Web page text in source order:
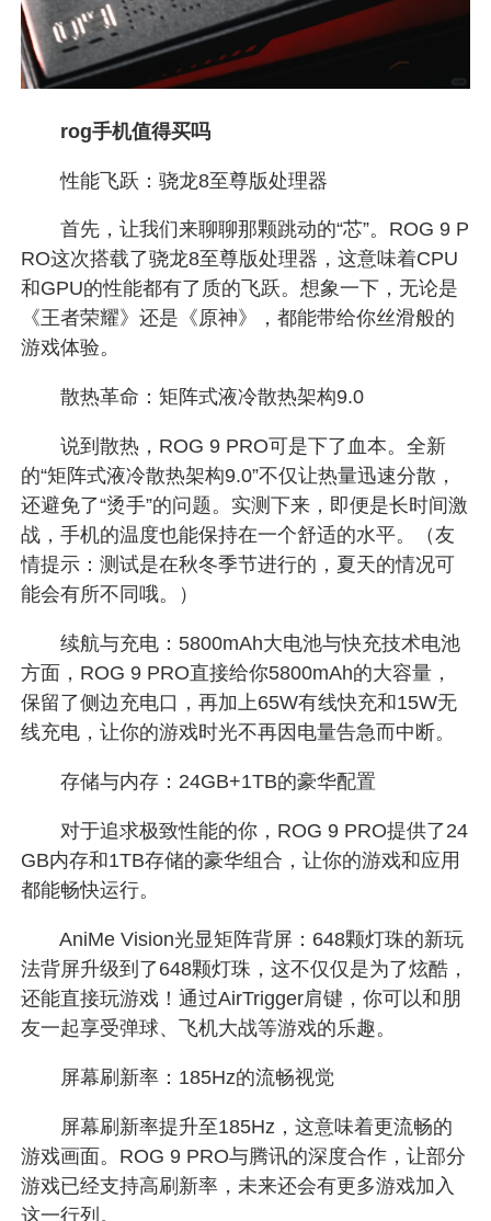
rog手机值得买吗
性能飞跃：骁龙8至尊版处理器
首先，让我们来聊聊那颗跳动的“芯”。ROG 9 P
RO这次搭载了骁龙8至尊版处理器，这意味着CPU
和GPU的性能都有了质的飞跃。想象一下，无论是
《王者荣耀》还是《原神》，都能带给你丝滑般的
游戏体验。
散热革命：矩阵式液冷散热架构9.0
说到散热，ROG 9 PRO可是下了血本。全新
的“矩阵式液冷散热架构9.0”不仅让热量迅速分散，
还避免了“烫手”的问题。实测下来，即便是长时间激
战，手机的温度也能保持在一个舒适的水平。（友
情提示：测试是在秋冬季节进行的，夏天的情况可
能会有所不同哦。）
续航与充电：5800mAh大电池与快充技术电池
方面，ROG 9 PRO直接给你5800mAh的大容量，
保留了侧边充电口，再加上65W有线快充和15W无
线充电，让你的游戏时光不再因电量告急而中断。
存储与内存：24GB+1TB的豪华配置
对于追求极致性能的你，ROG 9 PRO提供了24
GB内存和1TB存储的豪华组合，让你的游戏和应用
都能畅快运行。
AniMe Vision光显矩阵背屏：648颗灯珠的新玩
法背屏升级到了648颗灯珠，这不仅仅是为了炫酷，
还能直接玩游戏！通过AirTrigger肩键，你可以和朋
友一起享受弹球、飞机大战等游戏的乐趣。
屏幕刷新率：185Hz的流畅视觉
屏幕刷新率提升至185Hz，这意味着更流畅的
游戏画面。ROG 9 PRO与腾讯的深度合作，让部分
游戏已经支持高刷新率，未来还会有更多游戏加入
这一行列。